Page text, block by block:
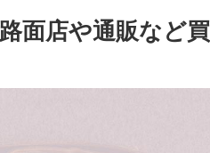
面店や通販など買